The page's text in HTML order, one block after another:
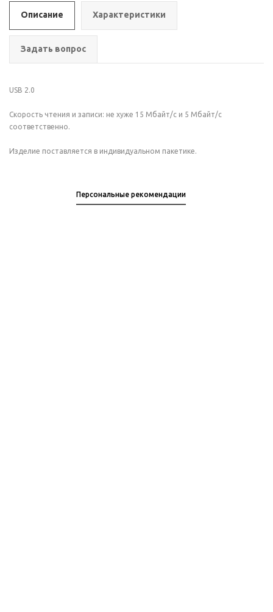
Описание Характеристики
Задать вопрос
USB 2.0
Скорость чтения и записи: не хуже 15 Мбайт/с и 5 Мбайт/с
соответственно.
Изделие поставляется в индивидуальном пакетике.
Персональные рекомендации